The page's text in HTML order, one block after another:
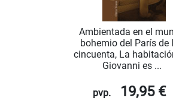
Ambientada en el
bohemio del París de
cincuenta, La
Giovanni es ...
pvp. 19,95 €